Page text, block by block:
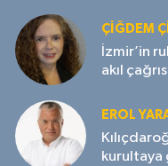
ÇIĞDEM
İzmir’in
akıl
EROL
kurultaya